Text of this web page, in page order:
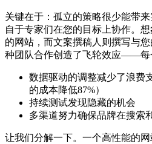
关键在于：孤立的策略很少能带
自于专家们在您的目标上协作。
的网站，而文案撰稿人则撰写与
种团队合作创造了飞轮效应——每
数据驱动的调整减少了浪费
的成本降低87%）
持续测试发现隐藏的机会
多渠道努力确保品牌在搜索
让我们分解一下。一个高性能的网